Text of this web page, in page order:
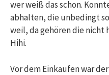
wer weiß das schon.
abhalten, die unbedingt
weil, da gehören die nicht
Hihi.
Vor dem Einkaufen war